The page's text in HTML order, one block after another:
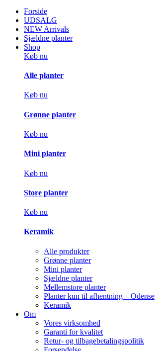
Forside
UDSALG
NEW Arrivals
Sjældne planter
Shop
Køb nu
Alle planter
Køb nu
Grønne planter
Køb nu
Mini planter
Køb nu
Store planter
Køb nu
Keramik
Alle produkter
Grønne planter
Mini planter
Sjældne planter
Mellemstore planter
Planter kun til afhentning – Odense
Keramik
Om
Vores virksomhed
Garanti for kvalitet
Retur- og tilbagebetalingspolitik